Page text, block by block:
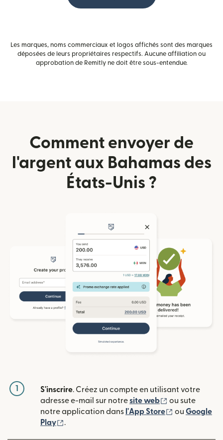
Les marques, noms commerciaux et logos affichés sont des marques
déposées de leurs propriétaires respectifs. Aucune affiliation ou
approbation de Remitly ne doit être sous-entendue.
Comment envoyer de
l'argent aux Bahamas des
États-Unis ?
1 S'inscrire. Créez un compte en utilisant votre
adresse e-mail sur notresite web (s'ouvre dans
ou sute
notre application dans l'App Store (s'ouvre
ou Google
Play
.